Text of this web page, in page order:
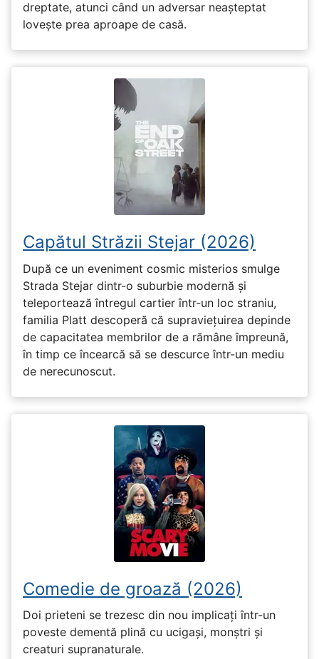
dreptate, atunci când un adversar neașteptat
lovește prea aproape de casă.
Capătul Străzii Stejar (2026)
După ce un eveniment cosmic misterios smulge
Strada Stejar dintr-o suburbie modernă și
teleportează întregul cartier într-un loc straniu,
familia Platt descoperă că supraviețuirea depinde
de capacitatea membrilor de a rămâne împreună,
în timp ce încearcă să se descurce într-un mediu
de nerecunoscut.
Comedie de groază (2026)
Doi prieteni se trezesc din nou implicați într-un
poveste dementă plină cu ucigași, monștri și
creaturi supranaturale.